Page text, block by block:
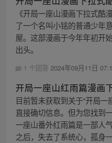
《开局一座山漫画下拉式酷
了一个名叫小铭的普通少年
屋。这部漫画于今年年初开
出头。
1 个回答 2024年09月11日
开局一座山红雨篇漫画
目前暂未获取到关于“开局
直接确切信息。但为您找到
一座山番外红雨篇是一部人
之后，失去了系统心，孤身